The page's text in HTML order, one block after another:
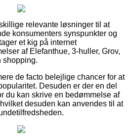
relevante løsninger til at
konsumenters synspunkter og
et kig på internet
af Elefanthue, 3-huller, Grov,
shopping.
de facto belejlige chancer for at
Desuden er der en del
du kan skrive en bedømmelse af
desuden kan anvendes til at